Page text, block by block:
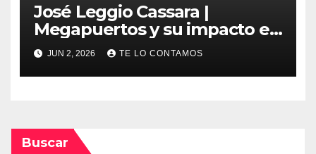
José Leggio Cassara |
Megapuertos y su impacto en
el turismo y el comercio
global
JUN 2, 2026 TE LO CONTAMOS
Buscar